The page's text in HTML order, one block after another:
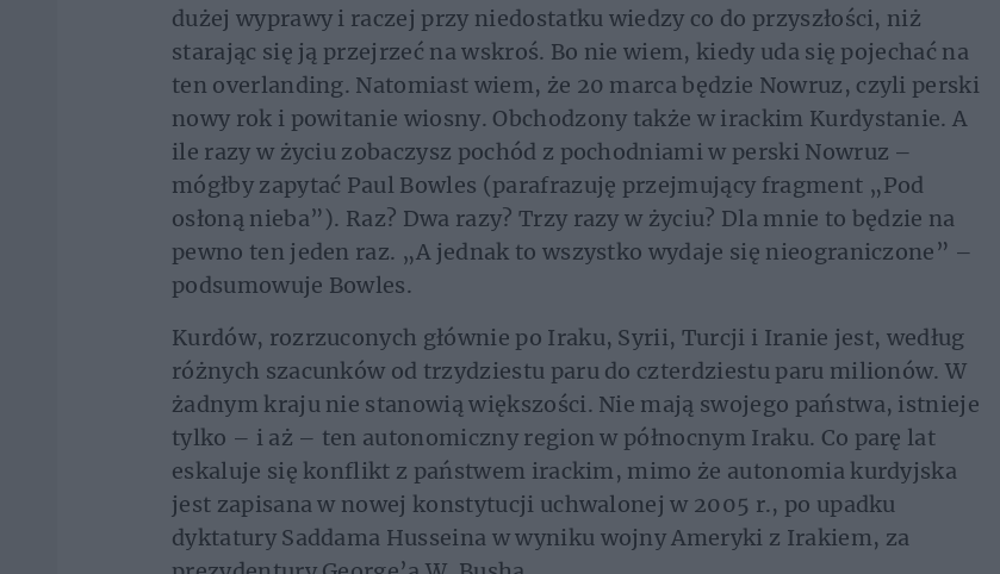
dużej wyprawy i raczej przy niedostatku wiedzy co do przyszłości, niż
starając się ją przejrzeć na wskroś. Bo nie wiem, kiedy uda się pojechać na
ten overlanding. Natomiast wiem, że 20 marca będzie Nowruz, czyli perski
nowy rok i powitanie wiosny. Obchodzony także w irackim Kurdystanie. A
ile razy w życiu zobaczysz pochód z pochodniami w perski Nowruz –
mógłby zapytać Paul Bowles (parafrazuję przejmujący fragment „Pod
osłoną nieba”). Raz? Dwa razy? Trzy razy w życiu? Dla mnie to będzie na
pewno ten jeden raz. „A jednak to wszystko wydaje się nieograniczone” –
podsumowuje Bowles.
Kurdów, rozrzuconych głównie po Iraku, Syrii, Turcji i Iranie jest, według
różnych szacunków od trzydziestu paru do czterdziestu paru milionów. W
żadnym kraju nie stanowią większości. Nie mają swojego państwa, istnieje
tylko – i aż – ten autonomiczny region w północnym Iraku. Co parę lat
eskaluje się konflikt z państwem irackim, mimo że autonomia kurdyjska
jest zapisana w nowej konstytucji uchwalonej w 2005 r., po upadku
dyktatury Saddama Husseina w wyniku wojny Ameryki z Irakiem, za